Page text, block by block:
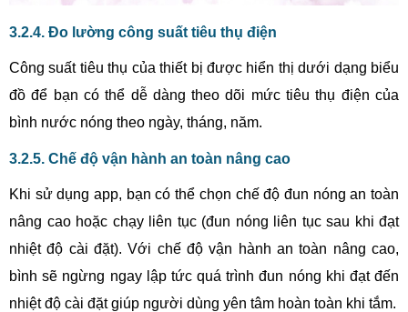
3.2.4. Đo lường công suất tiêu thụ điện
Công suất tiêu thụ của thiết bị được hiển thị dưới dạng biểu
đồ để bạn có thể dễ dàng theo dõi mức tiêu thụ điện của
bình nước nóng theo ngày, tháng, năm.
3.2.5. Chế độ vận hành an toàn nâng cao
Khi sử dụng app, bạn có thể chọn chế độ đun nóng an toàn
nâng cao hoặc chạy liên tục (đun nóng liên tục sau khi đạt
nhiệt độ cài đặt). Với chế độ vận hành an toàn nâng cao,
bình sẽ ngừng ngay lập tức quá trình đun nóng khi đạt đến
nhiệt độ cài đặt giúp người dùng yên tâm hoàn toàn khi tắm.